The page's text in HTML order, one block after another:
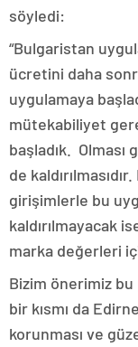
söyledi:
“Bulgaristan
ücretini daha
uygulamaya
mütekabiliyet
başladık. Olması
de
girişimlerle bu
kaldırılmayacak
marka değerleri
Bizim önerimiz bu
bir kısmı da
korunması ve